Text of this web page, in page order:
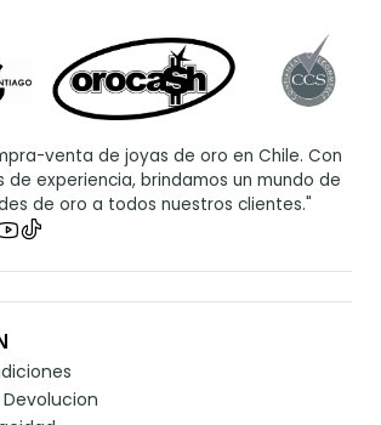
venta de joyas de oro en Chile. Con
de experiencia, brindamos un mundo de
de oro a todos nuestros clientes."